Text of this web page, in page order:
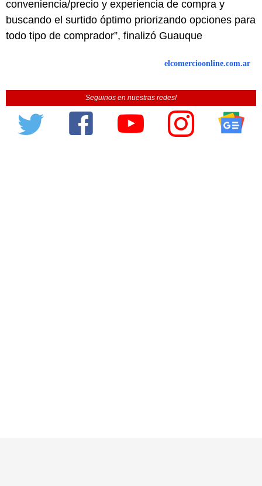
conveniencia/precio y experiencia de compra y
buscando el surtido óptimo priorizando opciones para
todo tipo de comprador”, finalizó Guauque
elcomercioonline.com.ar
Seguinos en nuestras redes!